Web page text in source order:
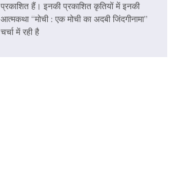
प्रकाशित हैं। इनकी प्रकाशित कृतियों में इनकी
आत्मकथा “मोची : एक मोची का अदबी जिंदगीनामा”
चर्चा में रही है